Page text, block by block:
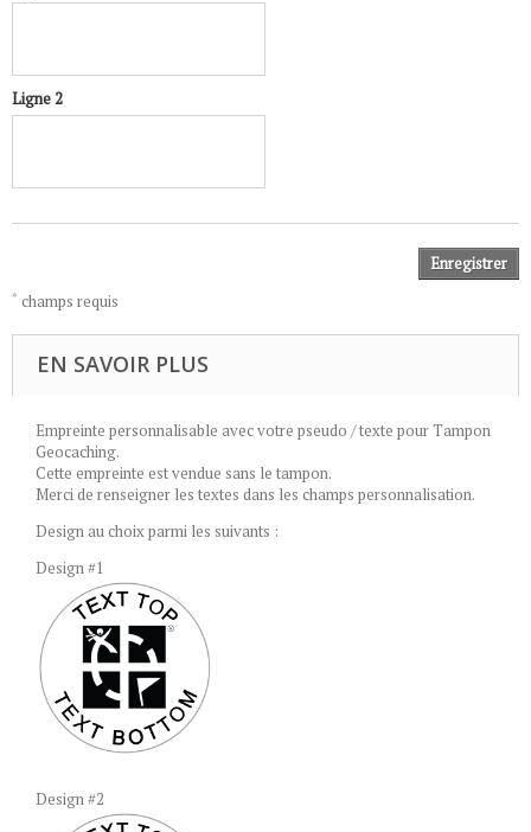
Ligne 2
Enregistrer
* champs requis
EN SAVOIR PLUS
Empreinte personnalisable avec votre pseudo / texte pour Tampon
Geocaching.
Cette empreinte est vendue sans le tampon.
Merci de renseigner les textes dans les champs personnalisation.
Design au choix parmi les suivants :
Design #1
Design #2